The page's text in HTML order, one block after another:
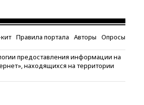
Правила портала Авторы Опросы
предоставления информации на
находящихся на территории